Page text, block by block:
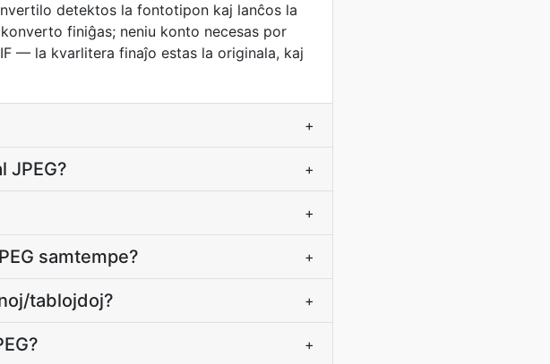
detektos la fontotipon kaj lanĉos la
finiĝas; neniu konto necesas por
— la kvarlitera finaĵo estas la originala, kaj
+
JPEG? +
+
samtempe? +
tablojdoj? +
+